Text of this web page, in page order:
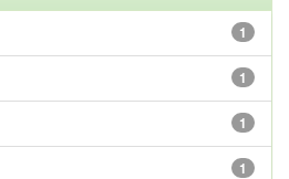
1
1
1
1